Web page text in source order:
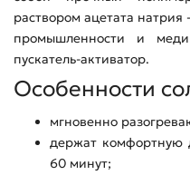
раствором ацетата
промышленности и
пускатель-активатор.
Особенности
мгновенно
держат комфортную
60 минут;